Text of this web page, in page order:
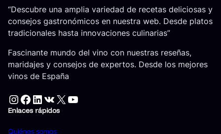
“Descubre una amplia variedad de recetas deliciosas y
consejos gastronómicos en nuestra web. Desde platos
tradicionales hasta innovaciones culinarias”
Fascinante mundo del vino con nuestras reseñas,
maridajes y consejos de expertos. Desde los mejores
vinos de España
Instagram Facebook LinkedIn VK X YouTube
Enlaces rápidos
Quiénes somos